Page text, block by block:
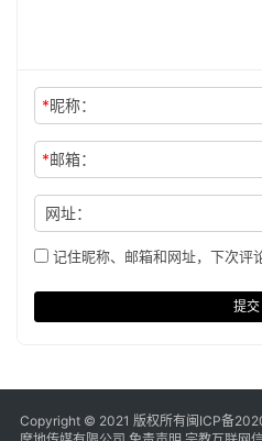
*昵称：
*邮箱：
网址：
记住昵称、邮箱和网址，下次评
提交
Copyright © 2021 版权所有闽ICP备